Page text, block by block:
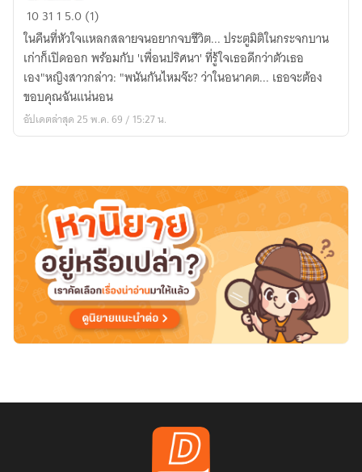
แด่
เธอ
ผู้
ร่วง
หล่น
1031 1 5.0 (1)
ในคืนที่หัวใจแหลกสลายจนอยากจบชีวิต... ประตูมิติในกระจกบาน
เก่าก็เปิดออก พร้อมกับ 'เพื่อนปริศนา' ที่รู้ใจเธอดีกว่าตัวเธอ
เอง"หญิงสาวกล่าว: "พนันกันไหมจ๊ะ? ว่าในอนาคต... เธอจะต้อง
ขอบคุณฉันแน่นอน
อัปเดตล่าสุด 25 พ.ค. 69 / 15:27 น.